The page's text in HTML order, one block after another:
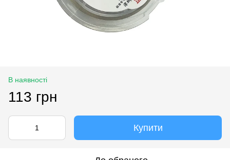
В наявності
113 грн
Купити